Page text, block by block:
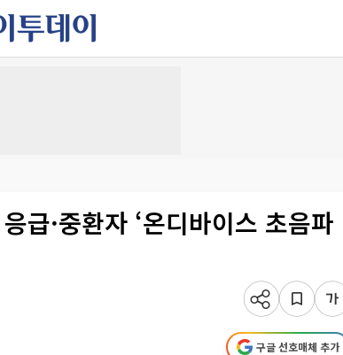
급·중환자 ‘온디바이스 초음파
구글 선호매체 추가